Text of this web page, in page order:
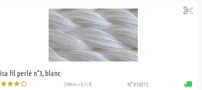
fil perlé n°3, blanc
(100cm = 0,11 €) N° 910075